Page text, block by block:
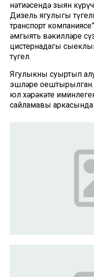
нәтиҗәсендә зыян
Дизель ягулыгы
транспорт
җәмгыять вәкилләре
цистернадагы
түгел.
Ягулыкны суыртып
эшләре оештырылган.
юл хәрәкәте
сайламавы